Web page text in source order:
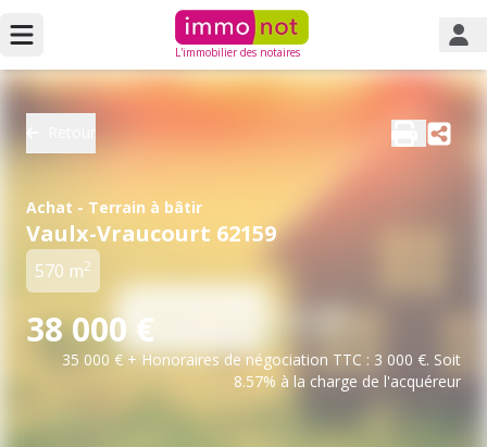
L'immobilier des notaires
Achat - Terrain à bâtir
Vaulx-Vraucourt 62159
570 m2
38 000 €
35 000 € + Honoraires de négociation TTC : 3 000 €. Soit
8.57% à la charge de l'acquéreur